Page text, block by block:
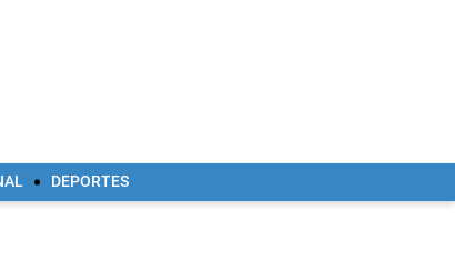
DEPORTES